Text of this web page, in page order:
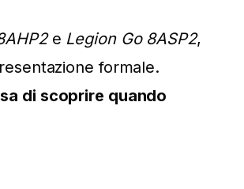
e Legion Go 8ASP2,
formale.
di scoprire quando